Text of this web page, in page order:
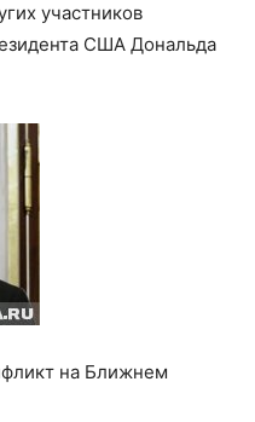
участников
США Дональда
на Ближнем